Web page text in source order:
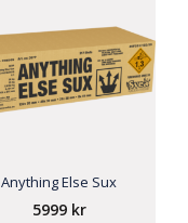
Anything Else Sux
5999 kr